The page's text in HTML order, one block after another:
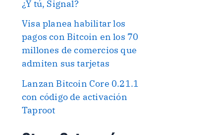
¿Y tú, Signal?
Visa planea habilitar los
pagos con Bitcoin en los 70
millones de comercios que
admiten sus tarjetas
Lanzan Bitcoin Core 0.21.1
con código de activación
Taproot